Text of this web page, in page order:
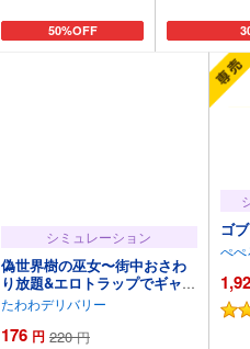
50%OFF
カートに追加
シミュレーション
偽世界樹の巫女〜街中おさわ
り放題&エロトラップでギャル
ゲッチュ〜【Hシーン全解放
DLC】
たわわデリバリー
176 円 220 円
ゴ
ぺぺ